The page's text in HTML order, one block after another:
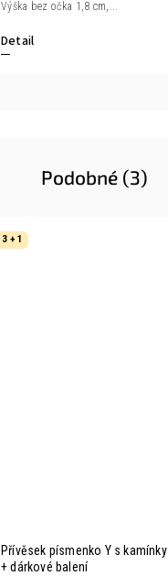
Detail
Výška bez očka 1,8 cm,...
Podobné (3)
3 + 1
Přívěsek písmenko Y s kamínky
+ dárkové balení